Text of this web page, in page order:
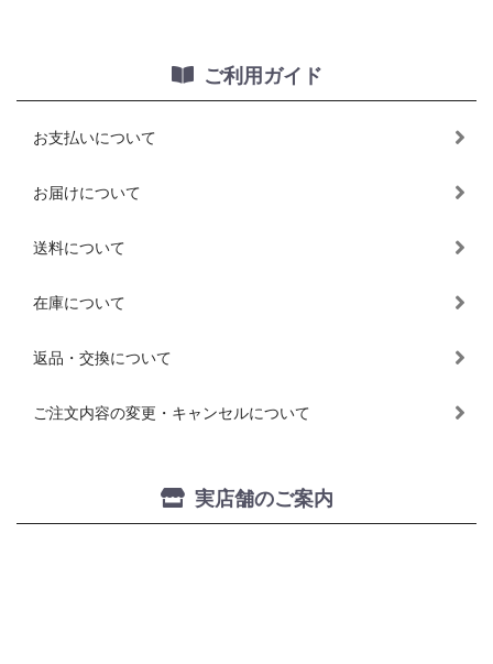
ご利用ガイド
お支払いについて
お届けについて
送料について
在庫について
返品・交換について
ご注文内容の変更・キャンセルについて
実店舗のご案内